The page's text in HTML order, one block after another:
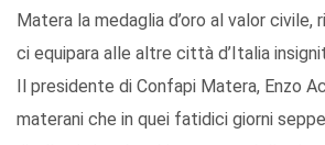
Matera la medaglia d’oro al valor
ci equipara alle altre città d’Italia
Il presidente di Confapi Matera, Enzo
materani che in quei fatidici giorni